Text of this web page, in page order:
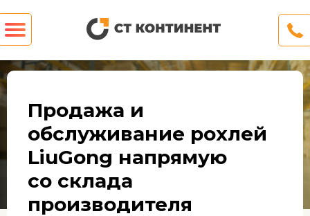
Продажа и
обслуживание рохлей
LiuGong напрямую
со склада
производителя